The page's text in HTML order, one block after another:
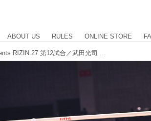
ABOUT US RULES ONLINE STORE